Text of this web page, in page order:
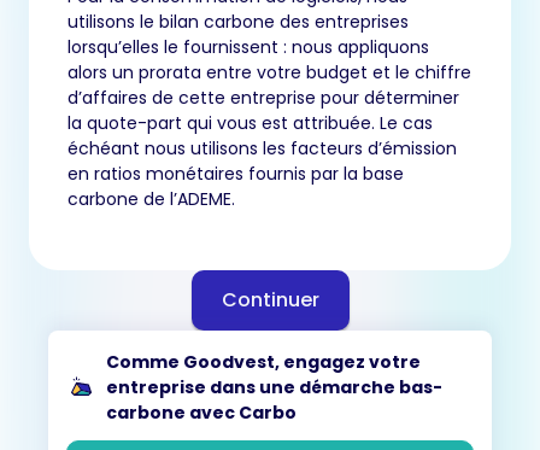
utilisons le bilan carbone des entreprises
lorsqu’elles le fournissent : nous appliquons
alors un prorata entre votre budget et le chiffre
d’affaires de cette entreprise pour déterminer
la quote-part qui vous est attribuée. Le cas
échéant nous utilisons les facteurs d’émission
en ratios monétaires fournis par la base
carbone de l’ADEME.
Continuer
Comme Goodvest, engagez votre
entreprise dans une démarche bas-
carbone avec Carbo